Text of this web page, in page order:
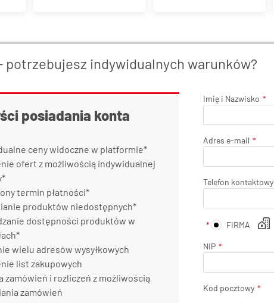
potrzebujesz indywidualnych warunków?
posiadania konta
ceny widoczne w platformie*
ofert z możliwością indywidualnej
termin płatności*
produktów niedostępnych*
dostępności produktów w
wielu adresów wysyłkowych
list zakupowych
zamówień i rozliczeń z możliwością
zamówień
Imię i Nazwisko
Adres e-mail
Telefon kontaktowy
FIRMA
NIP
Kod pocztowy